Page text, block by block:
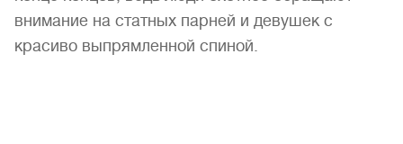
внимание на статных парней и девушек с
красиво выпрямленной спиной.